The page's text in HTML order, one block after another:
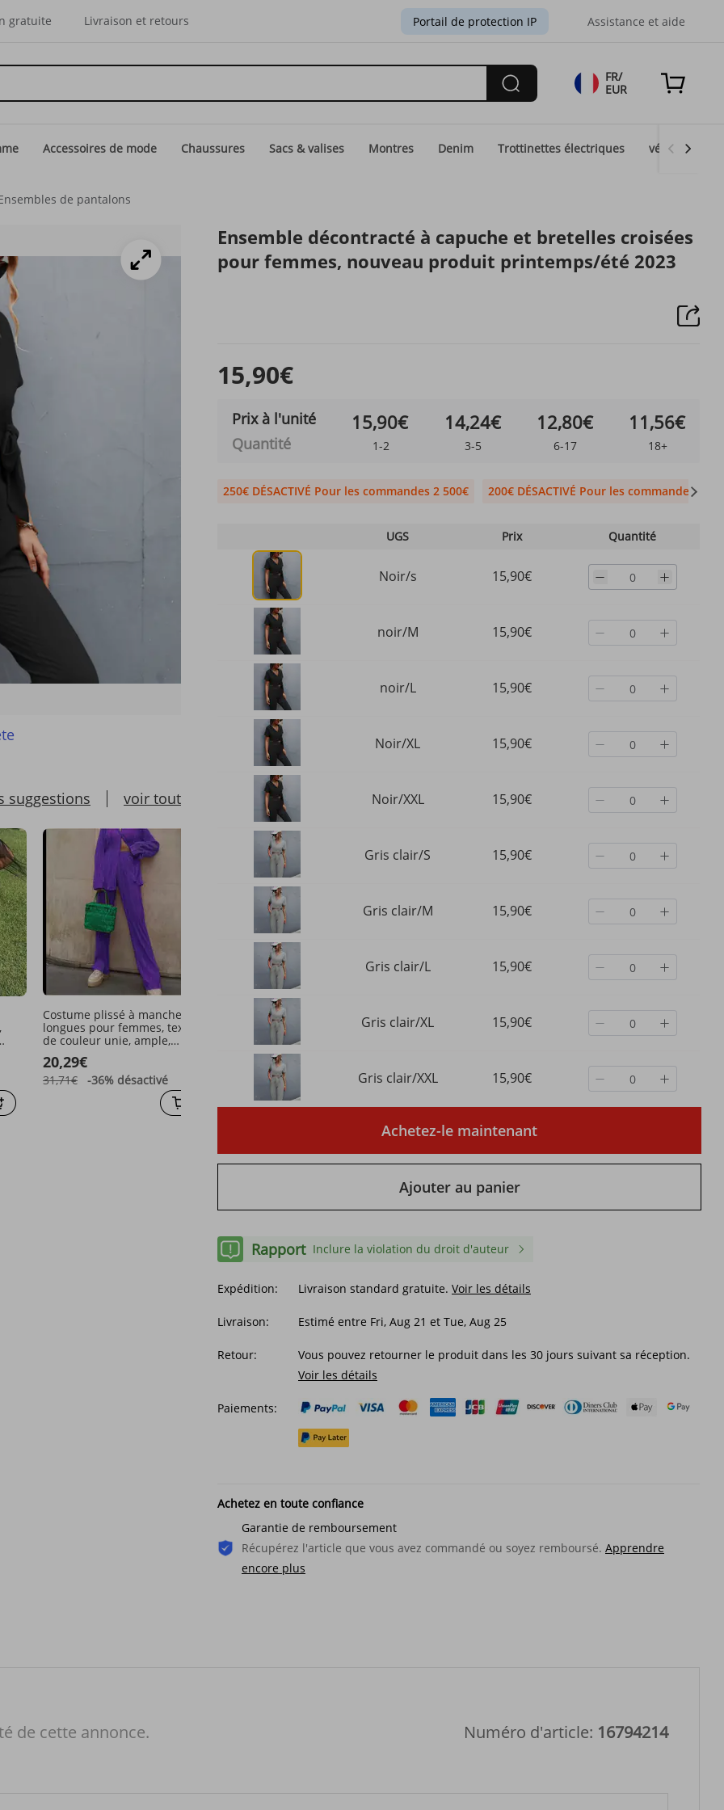
gratuite Livraison et retours Portail de protection IP Assistance et aide
FR/
EUR
Accessoires de mode Chaussures Sacs & valises Montres Denim Trottinettes électriques vélos
de pantalons
suggestions voir tout
Costume plissé à manches
longues pour femmes, texture
de couleur unie, ample,
amincissant, à la mode,
tempérament décontracté
20,29€
31,71€ -36% désactivé
Diyun 2025 Printemps Été
Européen et Américain Style
bohème décontracté vacances
géométrique color-block short
33,99€
-39%
Ensemble deux pièces short et
pull style resort décontracté
69,97€ désactivé
Robe deux pièces de
de loisirs pour femmes,
nouvelle collection
31,33€
45,29€ -30%
Ensemble décontracté à capuche et bretelles croisées
pour femmes, nouveau produit printemps/été 2023
15,90€
Prix ​​à l'unité
Quantité
15,90€
1-2
14,24€
3-5
12,80€
6-17
11,56€
18+
250€ DÉSACTIVÉ Pour les commandes 2 500€ 200€ DÉSACTIVÉ Pour les commandes 1
UGS Prix Quantité
Noir/s 15,90€
noir/M 15,90€
noir/L 15,90€
Noir/XL 15,90€
Noir/XXL 15,90€
Gris clair/S 15,90€
Gris clair/M 15,90€
Gris clair/L 15,90€
Gris clair/XL 15,90€
Gris clair/XXL 15,90€
Achetez-le maintenant
Ajouter au panier
Rapport Inclure la violation du droit d'auteur
Expédition: Livraison standard gratuite. Voir les détails
Livraison: Estimé entre Fri, Aug 21 et Tue, Aug 25
Retour:
Vous pouvez retourner le produit dans les 30 jours suivant sa réception.
Voir les détails
Paiements:
Achetez en toute confiance
Garantie de remboursement
Récupérez l'article que vous avez commandé ou soyez remboursé. Apprendre
encore plus
de cette annonce. Numéro d'article: 16794214